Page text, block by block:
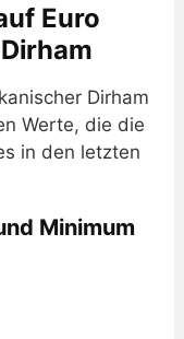
Euro
Dirham
Werte, die die
in den letzten
Minimum